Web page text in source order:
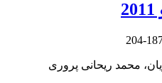
187-
محمد ریحانی پروری